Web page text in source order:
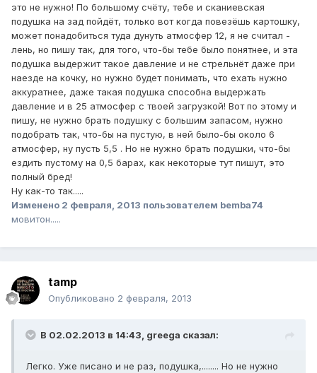
это не нужно! По большому счёту, тебе и сканиевская
подушка на зад пойдёт, только вот когда повезёшь картошку,
может понадобиться туда дунуть атмосфер 12, я не считал -
лень, но пишу так, для того, что-бы тебе было понятнее, и эта
подушка выдержит такое давление и не стрельнёт даже при
наезде на кочку, но нужно будет понимать, что ехать нужно
аккуратнее, даже такая подушка способна выдержать
давление и в 25 атмосфер с твоей загрузкой! Вот по этому и
пишу, не нужно брать подушку с большим запасом, нужно
подобрать так, что-бы на пустую, в ней было-бы около 6
атмосфер, ну пусть 5,5 . Но не нужно брать подушки, что-бы
ездить пустому на 0,5 барах, как некоторые тут пишут, это
полный бред!
Ну как-то так.....
Изменено 2 февраля, 2013 пользователем bemba74
мовитон.....
tamp
Опубликовано 2 февраля, 2013
В 02.02.2013 в 14:43, greega сказал:
Легко. Уже писано и не раз, подушка,........ Но не нужно